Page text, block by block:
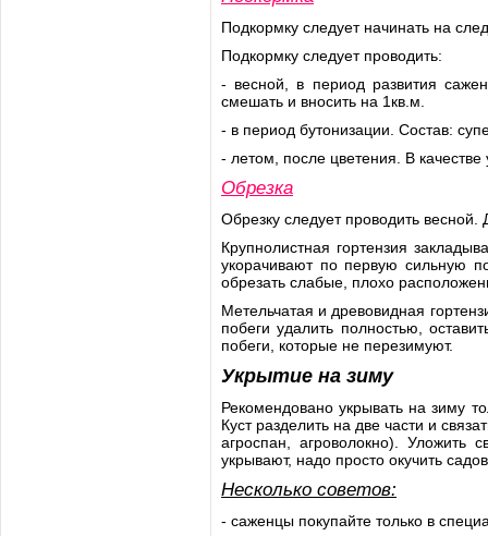
Подкормку следует начинать на
Подкормку следует проводить:
- весной, в период развития
смешать и вносить на 1кв.м.
- в период бутонизации. Состав:
- летом, после цветения. В
Обрезка
Обрезку следует проводить весной.
Крупнолистная гортензия
укорачивают по первую сильную
обрезать слабые, плохо
Метельчатая и древовидная
побеги удалить полностью,
побеги, которые не перезимуют.
Укрытие на зиму
Рекомендовано укрывать на зиму
Куст разделить на две части и
агроспан, агроволокно). Уложить
укрывают, надо просто окучить
Несколько советов:
- саженцы покупайте только в